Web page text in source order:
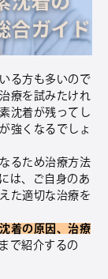
る方も多いので
療を試みたけれ
沈着が残ってし
強くなるでしょ
るため治療方法
は、ご自身のあ
た適切な治療を
着の原因、治療
で紹介するの